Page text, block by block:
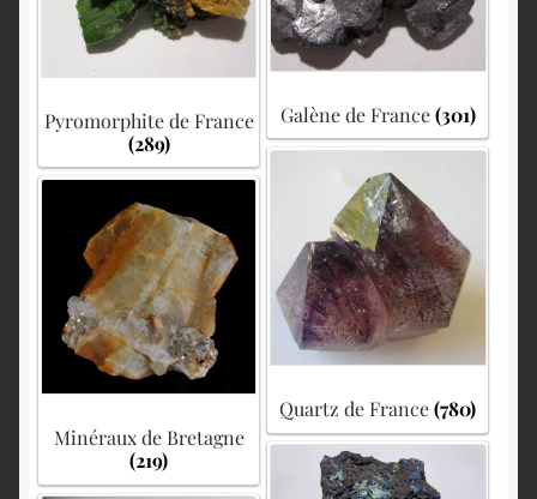
Galène de France(301)
Pyromorphite de France
(289)
Quartz de France(780)
Minéraux de Bretagne
(219)